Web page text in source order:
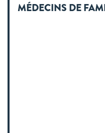
MÉDECINS DE